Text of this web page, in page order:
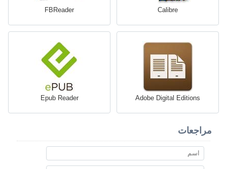
Calibre
FBReader
Adobe Digital Editions
Epub Reader
مراجعات